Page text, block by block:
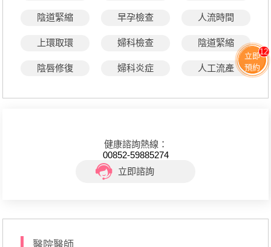
陰道緊縮 早孕檢查 人流時間
上環取環 婦科檢查 陰道緊縮
陰唇修復 婦科炎症 人工流產
健康諮詢熱線：
00852-59885274
立即諮詢
立即
預約
12